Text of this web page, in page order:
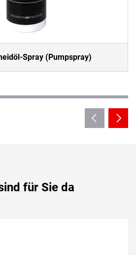
Spray (Pumpspray)
für Sie da